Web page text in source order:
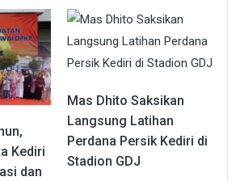
Kediri
dan
Mas Dhito Saksikan
Langsung Latihan
Perdana Persik Kediri di
Stadion GDJ